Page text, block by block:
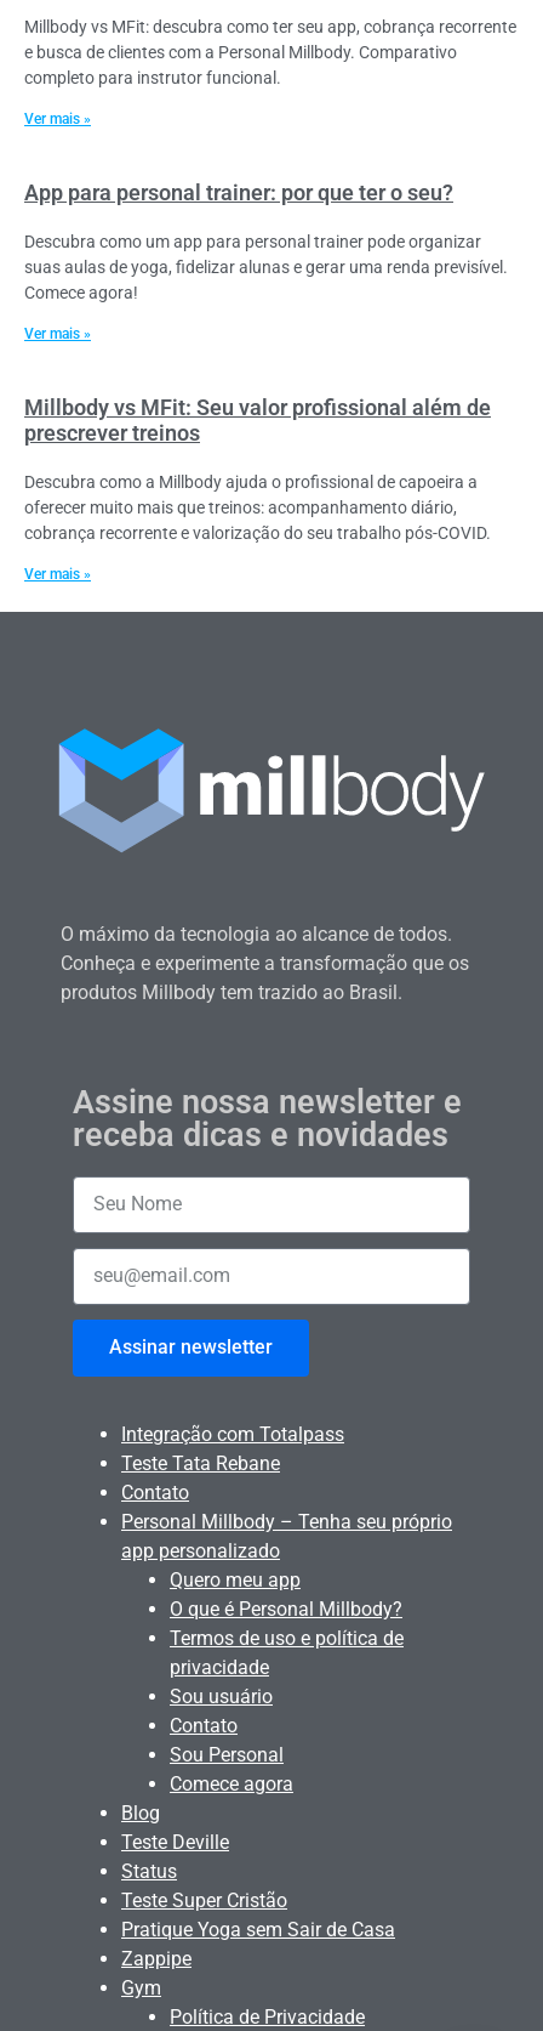
Millbody vs MFit: descubra como ter seu app, cobrança recorrente
e busca de clientes com a Personal Millbody. Comparativo
completo para instrutor funcional.
Ver mais »
App para personal trainer: por que ter o seu?
Descubra como um app para personal trainer pode organizar
suas aulas de yoga, fidelizar alunas e gerar uma renda previsível.
Comece agora!
Ver mais »
Millbody vs MFit: Seu valor profissional além de
prescrever treinos
Descubra como a Millbody ajuda o profissional de capoeira a
oferecer muito mais que treinos: acompanhamento diário,
cobrança recorrente e valorização do seu trabalho pós-COVID.
Ver mais »
O máximo da tecnologia ao alcance de todos.
Conheça e experimente a transformação que os
produtos Millbody tem trazido ao Brasil.
Assine nossa newsletter e
receba dicas e novidades
Assinar newsletter
Integração com Totalpass
Teste Tata Rebane
Contato
Personal Millbody – Tenha seu próprio
app personalizado
Quero meu app
O que é Personal Millbody?
Termos de uso e política de
privacidade
Sou usuário
Contato
Sou Personal
Comece agora
Blog
Teste Deville
Status
Teste Super Cristão
Pratique Yoga sem Sair de Casa
Zappipe
Gym
Política de Privacidade